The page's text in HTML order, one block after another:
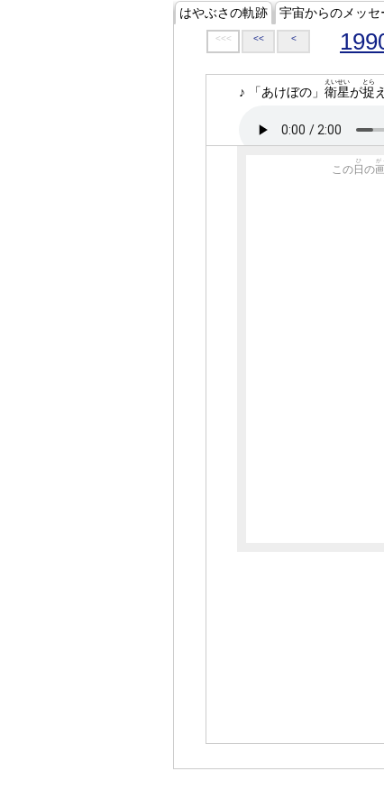
はやぶさの軌跡 宇宙からのメッセ
<<< << <
♪ 「あけぼの」 衛星
えいせい
が捉
とら
この 日
ひ
の
が